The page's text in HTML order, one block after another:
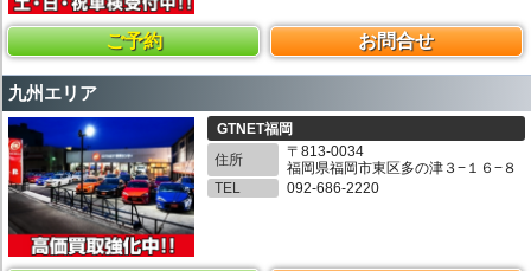
ご予約 お問合せ
九州エリア
GTNET福岡
住所
〒813-0034
福岡県福岡市東区多の津３−１６−８
TEL
092-686-2220